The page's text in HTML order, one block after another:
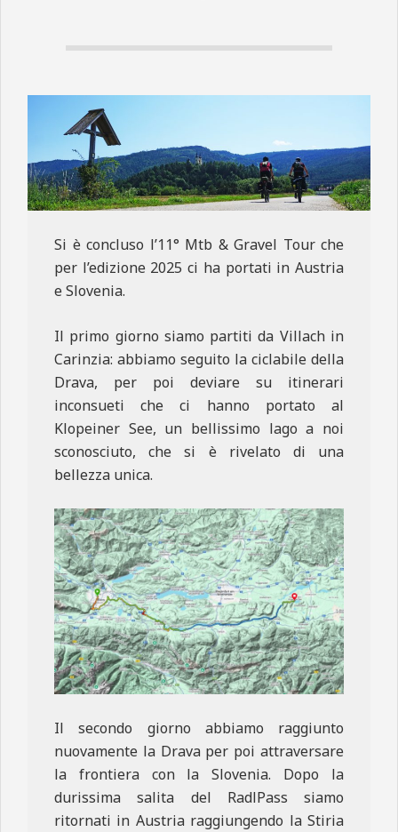
Si è concluso l’11° Mtb & Gravel Tour che
per l’edizione 2025 ci ha portati in Austria
e Slovenia.
Il primo giorno siamo partiti da Villach in
Carinzia: abbiamo seguito la ciclabile della
Drava, per poi deviare su itinerari
inconsueti che ci hanno portato al
Klopeiner See, un bellissimo lago a noi
sconosciuto, che si è rivelato di una
bellezza unica.
Il secondo giorno abbiamo raggiunto
nuovamente la Drava per poi attraversare
la frontiera con la Slovenia. Dopo la
durissima salita del RadlPass siamo
ritornati in Austria raggiungendo la Stiria